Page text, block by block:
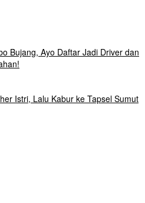
Bujang, Ayo Daftar Jadi Driver dan
Istri, Lalu Kabur ke Tapsel Sumut